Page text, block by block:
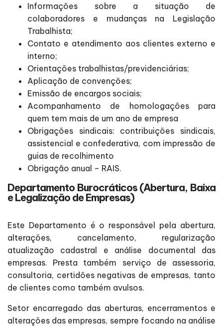
Informações sobre a situação de
colaboradores e mudanças na Legislação
Trabalhista;
Contato e atendimento aos clientes externo e
interno;
Orientações trabalhistas/previdenciárias;
Aplicação de convenções;
Emissão de encargos sociais;
Acompanhamento de homologações para
quem tem mais de um ano de empresa
Obrigações sindicais: contribuições sindicais,
assistencial e confederativa, com impressão de
guias de recolhimento
Obrigação anual – RAIS.
Departamento Burocráticos (Abertura, Baixa
e Legalização de Empresas)
Este Departamento é o responsável pela abertura,
alterações, cancelamento, regularização
atualização cadastral e análise documental das
empresas. Presta também serviço de assessoria,
consultoria, certidões negativas de empresas, tanto
de clientes como também avulsos.
Setor encarregado das aberturas, encerramentos e
alterações das empresas, sempre focando na análise